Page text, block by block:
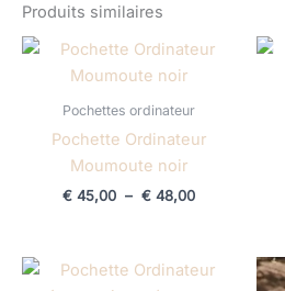
Produits similaires
Pochettes ordinateur
Pochette Ordinateur
Moumoute noir
€45,00 – €48,00
Plage
€ 48,00
Plage